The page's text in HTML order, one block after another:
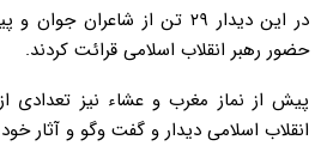
در این دیدار ۲۹ تن از
حضور رهبر انقلاب اسلامی قرائت کردند.
پیش از نماز مغرب و عشاء نیز تعدادی
انقلاب اسلامی دیدار و گفت وگو و آثار